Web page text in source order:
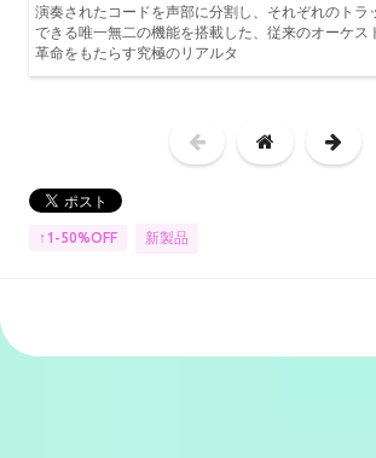
演奏されたコードを声部に分割し、それぞれのトラ
できる唯一無二の機能を搭載した、従来のオーケス
革命をもたらす究極のリアルタ
↑1-50%OFF 新製品